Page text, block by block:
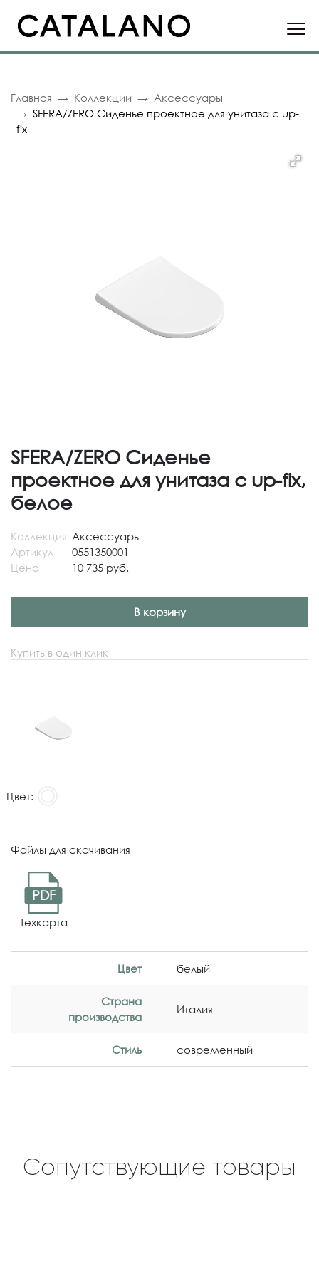
Главная Коллекции
Аксессуары
SFERA/ZERO Сиденье проектное для унитаза с up-
fix
SFERA/ZERO Сиденье
проектное для унитаза с up-fix,
белое
Коллекция Аксессуары
Артикул
0551350001
Цена
10 735 руб.
В корзину
Купить в один клик
Цвет:
Файлы для скачивания
PDF
Техкарта
Цвет белый
Страна
производства
Италия
Стиль современный
Сопутствующие товары